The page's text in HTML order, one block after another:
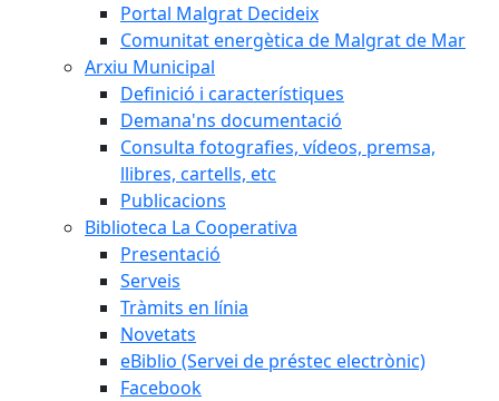
Portal Malgrat Decideix
Comunitat energètica de Malgrat de Mar
Arxiu Municipal
Definició i característiques
Demana'ns documentació
Consulta fotografies, vídeos, premsa,
llibres, cartells, etc
Publicacions
Biblioteca La Cooperativa
Presentació
Serveis
Tràmits en línia
Novetats
eBiblio (Servei de préstec electrònic)
Facebook